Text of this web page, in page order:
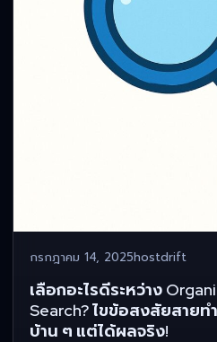
กรกฎาคม 14, 2025hostdrift
เลือกอะไรดีระหว่าง
Search? ไขข้อสงสัยสาย
บ้าน ๆ แต่ได้ผลจริง!